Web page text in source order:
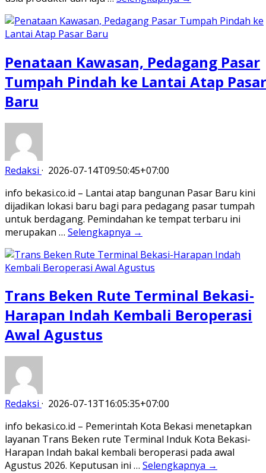
Penataan Kawasan, Pedagang Pasar
Tumpah Pindah ke Lantai Atap Pasar
Baru
Redaksi · 2026-07-14T09:50:45+07:00
info bekasi.co.id – Lantai atap bangunan Pasar Baru kini
dijadikan lokasi baru bagi para pedagang pasar tumpah
untuk berdagang. Pemindahan ke tempat terbaru ini
merupakan … Selengkapnya →
Trans Beken Rute Terminal Bekasi-
Harapan Indah Kembali Beroperasi
Awal Agustus
Redaksi · 2026-07-13T16:05:35+07:00
info bekasi.co.id – Pemerintah Kota Bekasi menetapkan
layanan Trans Beken rute Terminal Induk Kota Bekasi-
Harapan Indah bakal kembali beroperasi pada awal
Agustus 2026. Keputusan ini … Selengkapnya →